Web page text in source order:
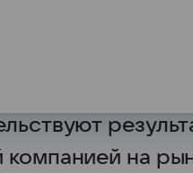
россиян
компанией на